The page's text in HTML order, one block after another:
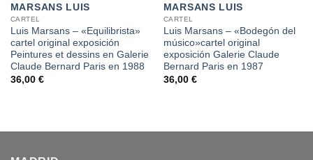
MARSANS LUIS
CARTEL
Luis Marsans – «Equilibrista»
cartel original exposición
Peintures et dessins en Galerie
Claude Bernard Paris en 1988
36,00 €
MARSANS LUIS
CARTEL
Luis Marsans – «Bodegón del
músico»cartel original
exposición Galerie Claude
Bernard Paris en 1987
36,00 €